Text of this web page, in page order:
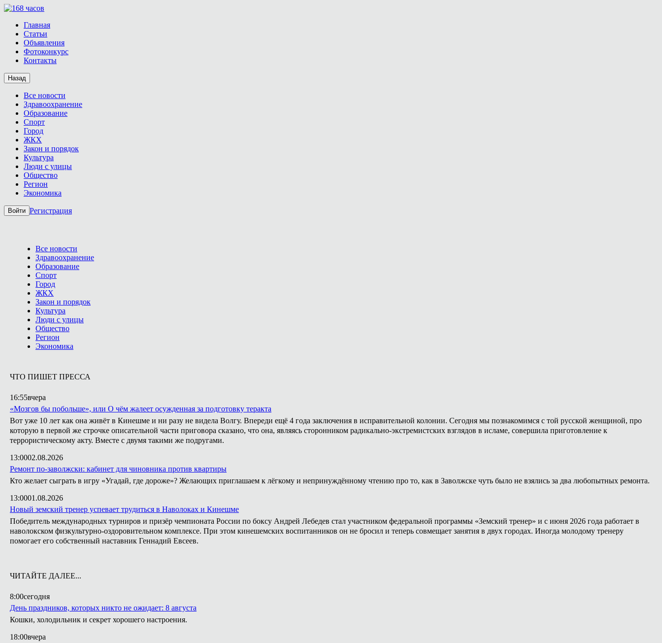
Главная
Статьи
Объявления
Фотоконкурс
Контакты
Назад
Все новости
Здравоохранение
Образование
Спорт
Город
ЖКХ
Закон и порядок
Культура
Люди с улицы
Общество
Регион
Экономика
Войти Регистрация
Все новости
Здравоохранение
Образование
Спорт
Город
ЖКХ
Закон и порядок
Культура
Люди с улицы
Общество
Регион
Экономика
ЧТО ПИШЕТ ПРЕССА
16:55вчера
«Мозгов бы побольше», или О чём жалеет осужденная за подготовку теракта
Вот уже 10 лет как она живёт в Кинешме и ни разу не видела Волгу. Впереди ещё 4 года заключения в исправительной колонии. Сегодня мы познакомимся с той русской женщиной, про
которую в первой же строчке описательной части приговора сказано, что она, являясь сторонником радикально-экстремистских взглядов в исламе, совершила приготовление к
террористическому акту. Вместе с двумя такими же подругами.
13:0002.08.2026
Ремонт по-заволжски: кабинет для чиновника против квартиры
Кто желает сыграть в игру «Угадай, где дороже»? Желающих приглашаем к лёгкому и непринуждённому чтению про то, как в Заволжске чуть было не взялись за два любопытных ремонта.
13:0001.08.2026
Новый земский тренер успевает трудиться в Наволоках и Кинешме
Победитель международных турниров и призёр чемпионата России по боксу Андрей Лебедев стал участником федеральной программы «Земский тренер» и с июня 2026 года работает в
наволокском физкультурно-оздоровительном комплексе. При этом кинешемских воспитанников он не бросил и теперь совмещает занятия в двух городах. Иногда молодому тренеру
помогает его собственный наставник Геннадий Евсеев.
ЧИТАЙТЕ ДАЛЕЕ...
8:00сегодня
День праздников, которых никто не ожидает: 8 августа
Кошки, холодильник и секрет хорошего настроения.
18:00вчера